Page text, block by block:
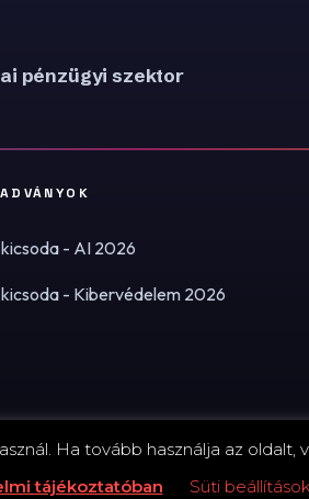
pénzügyi szektor
- AI 2026
- Kibervédelem 2026
Ha tovább használja az
tájékoztatóban Süti